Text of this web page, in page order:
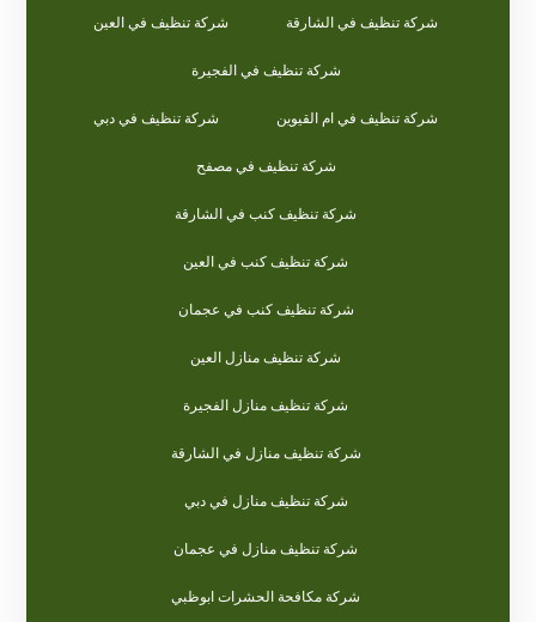
شركة تنظيف في الشارقة شركة تنظيف في العين
شركة تنظيف في الفجيرة
شركة تنظيف في ام القيوين شركة تنظيف في دبي
شركة تنظيف في مصفح
شركة تنظيف كنب في الشارقة
شركة تنظيف كنب في العين
شركة تنظيف كنب في عجمان
شركة تنظيف منازل العين
شركة تنظيف منازل الفجيرة
شركة تنظيف منازل في الشارقة
شركة تنظيف منازل في دبي
شركة تنظيف منازل في عجمان
شركة مكافحة الحشرات ابوظبي